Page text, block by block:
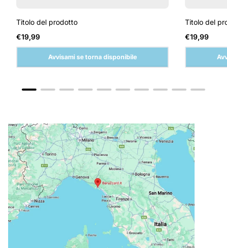
Titolo del prodotto
Prezzo
normale
€19,99
Avvisami se torna disponibile
Titolo del
Prezzo
normale
€19,99